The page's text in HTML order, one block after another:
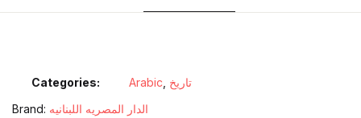
Categories: Arabic تاريخ
Brand: الدار المصريه اللبنانيه